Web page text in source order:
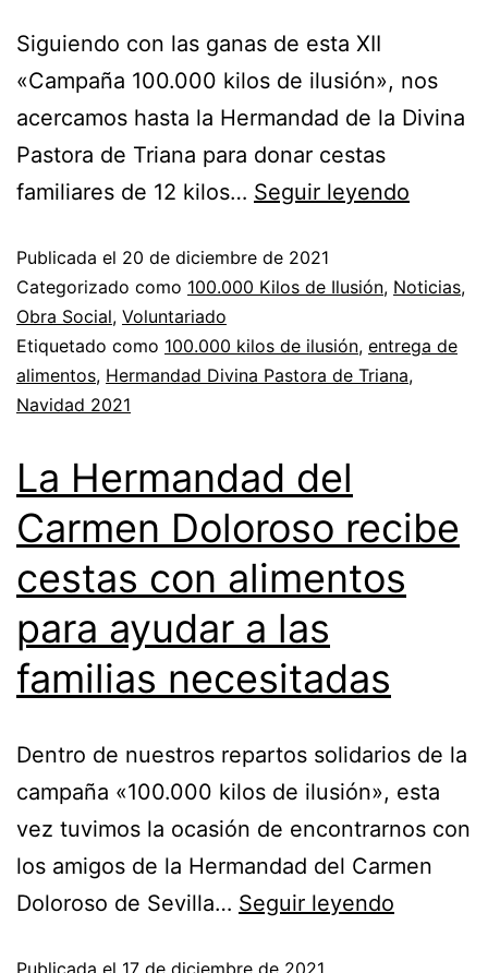
Siguiendo con las ganas de esta XII
«Campaña 100.000 kilos de ilusión», nos
acercamos hasta la Hermandad de la Divina
Pastora de Triana para donar cestas
familiares de 12 kilos… Seguir leyendo
Publicada el 20 de diciembre de 2021
Categorizado como 100.000 Kilos de Ilusión, Noticias,
Obra Social, Voluntariado
Etiquetado como 100.000 kilos de ilusión, entrega de
alimentos, Hermandad Divina Pastora de Triana,
Navidad 2021
La Hermandad del
Carmen Doloroso recibe
cestas con alimentos
para ayudar a las
familias necesitadas
Dentro de nuestros repartos solidarios de la
campaña «100.000 kilos de ilusión», esta
vez tuvimos la ocasión de encontrarnos con
los amigos de la Hermandad del Carmen
Doloroso de Sevilla… Seguir leyendo